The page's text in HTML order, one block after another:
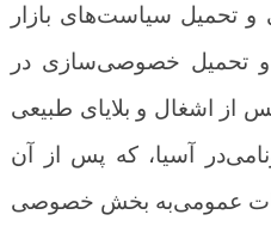
تحمیل سیاست‌های بازار
و تحمیل خصوصی‌سازی در
از اشغال و بلایای طبیعی
آسیا، که پس از آن
عمومی‌به بخش خصوصی